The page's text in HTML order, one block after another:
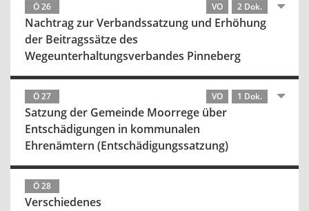
Ö 26 VO 2 Dok.
Nachtrag zur Verbandssatzung und Erhöhung
der Beitragssätze des
Wegeunterhaltungsverbandes Pinneberg
Ö 27 VO 1 Dok.
Satzung der Gemeinde Moorrege über
Entschädigungen in kommunalen
Ehrenämtern (Entschädigungssatzung)
Ö 28
Verschiedenes